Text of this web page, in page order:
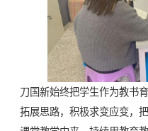
刀国新始终把学生作为教书
拓展思路，积极求变应变，